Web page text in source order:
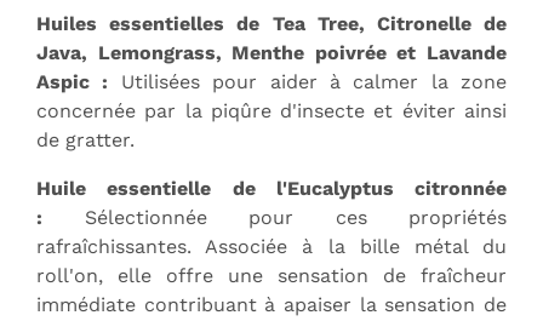
Huiles essentielles de Tea Tree, Citronelle de
Java, Lemongrass, Menthe poivrée et Lavande
Aspic : Utilisées pour aider à calmer la zone
concernée par la piqûre d'insecte et éviter ainsi
de gratter.
Huile essentielle de l'Eucalyptus citronnée
: Sélectionnée pour ces propriétés
rafraîchissantes. Associée à la bille métal du
roll'on, elle offre une sensation de fraîcheur
immédiate contribuant à apaiser la sensation de